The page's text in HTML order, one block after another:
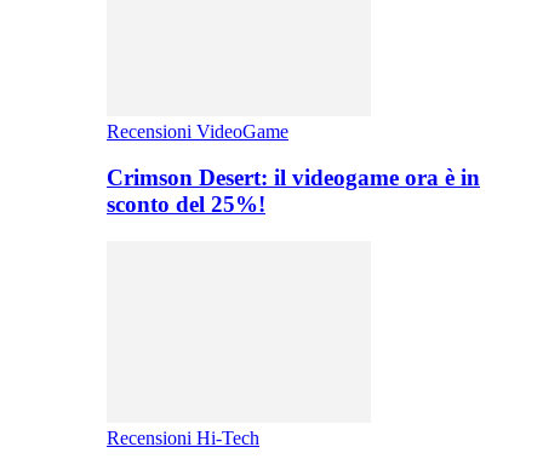
Recensioni VideoGame
Crimson Desert: il videogame ora è in
sconto del 25%!
Recensioni Hi-Tech